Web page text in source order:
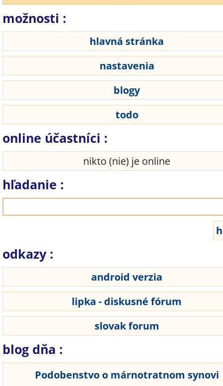
možnosti :
hlavná stránka
nastavenia
blogy
todo
online účastníci :
nikto (nie) je online
hľadanie :
odkazy :
android verzia
lipka - diskusné fórum
slovak forum
blog dňa :
Podobenstvo o márnotratnom synovi